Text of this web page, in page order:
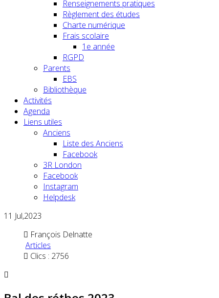
Renseignements pratiques
Règlement des études
Charte numérique
Frais scolaire
1e année
RGPD
Parents
EBS
Bibliothèque
Activités
Agenda
Liens utiles
Anciens
Liste des Anciens
Facebook
3R London
Facebook
Instagram
Helpdesk
11 Jul,2023
François Delnatte
Articles
Clics : 2756